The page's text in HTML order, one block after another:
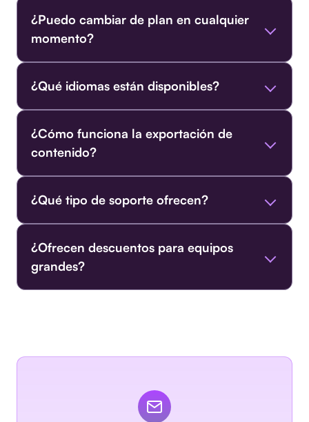
¿Puedo cambiar de plan en cualquier
momento?
¿Qué idiomas están disponibles?
¿Cómo funciona la exportación de
contenido?
¿Qué tipo de soporte ofrecen?
¿Ofrecen descuentos para equipos
grandes?